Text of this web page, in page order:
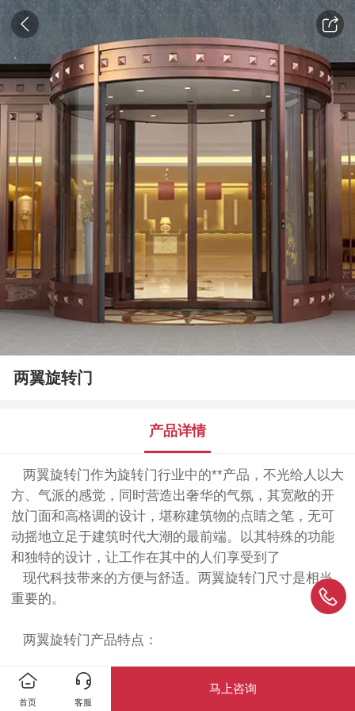
两翼旋转门
产品详情
两翼旋转门作为旋转门行业中的**产品，不光给人以大
方、气派的感觉，同时营造出奢华的气氛，其宽敞的开
放门面和高格调的设计，堪称建筑物的点睛之笔，无可
动摇地立足于建筑时代大潮的最前端。以其特殊的功能
和独特的设计，让工作在其中的人们享受到了
现代科技带来的方便与舒适。两翼旋转门尺寸是相当
重要的。
两翼旋转门产品特点：
1.安全保障：全智能型控制传动系统均采用欧洲技术
和设备，双智能安全系统彻底消除了安全隐患，提升了
首页 客服
马上咨询